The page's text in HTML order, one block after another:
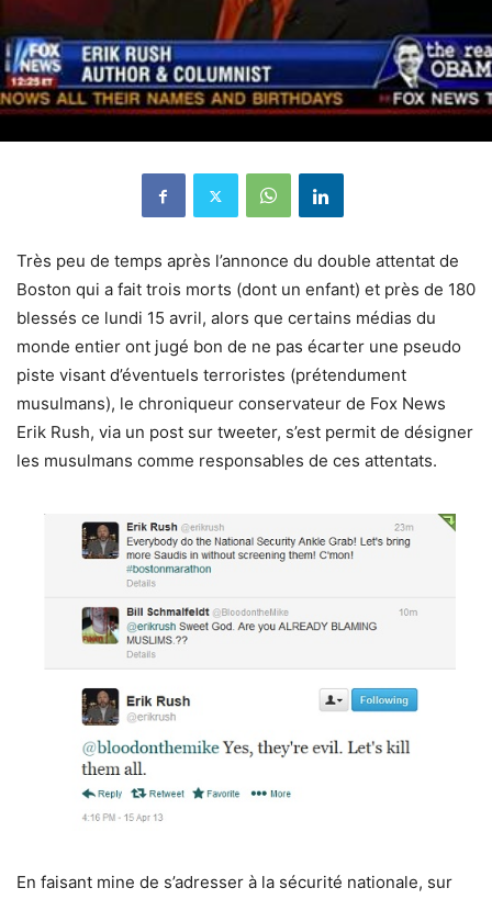
Très peu de temps après l’annonce du double attentat de
Boston qui a fait trois morts (dont un enfant) et près de 180
blessés ce lundi 15 avril, alors que certains médias du
monde entier ont jugé bon de ne pas écarter une pseudo
piste visant d’éventuels terroristes (prétendument
musulmans), le chroniqueur conservateur de Fox News
Erik Rush, via un post sur tweeter, s’est permit de désigner
les musulmans comme responsables de ces attentats.
En faisant mine de s’adresser à la sécurité nationale, sur